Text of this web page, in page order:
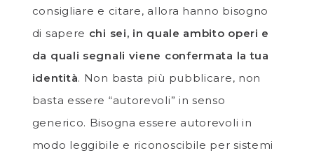
consigliare e citare, allora hanno bisogno
di sapere chi sei, in quale ambito operi e
da quali segnali viene confermata la tua
identità. Non basta più pubblicare, non
basta essere “autorevoli” in senso
generico. Bisogna essere autorevoli in
modo leggibile e riconoscibile per sistemi